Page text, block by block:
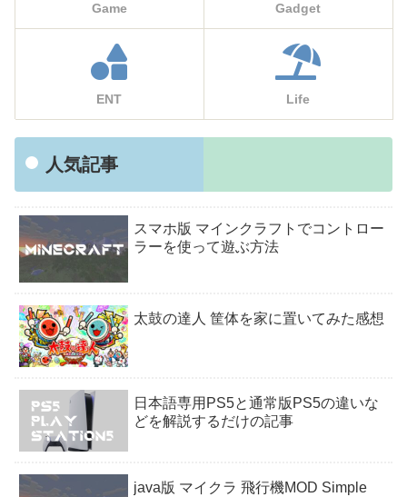
Game Gadget
ENT Life
人気記事
スマホ版 マインクラフトでコントロー
ラーを使って遊ぶ方法
太鼓の達人 筐体を家に置いてみた感想
日本語専用PS5と通常版PS5の違いな
どを解説するだけの記事
java版 マイクラ 飛行機MOD Simple